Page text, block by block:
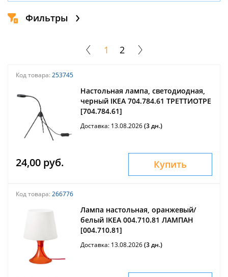
Фильтры
1 2
Код товара: 253745
Настольная лампа, светодиодная,
черный IKEA 704.784.61 ТРЕТТИОТРЕ
[704.784.61]
Доставка: 13.08.2026(3 дн.)
24,00 руб. Купить
Код товара: 266776
Лампа настольная, оранжевый/
белый IKEA 004.710.81 ЛАМПАН
[004.710.81]
Доставка: 13.08.2026(3 дн.)